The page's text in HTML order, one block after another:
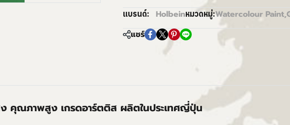
แบรนด์: Holbeinหมวดหมู่:Watercolour Paint,
แชร์
คุณภาพสูง เกรดอาร์ตติส ผลิตในประเทศญี่ปุ่น